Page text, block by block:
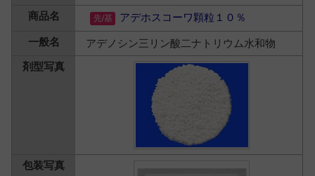
アデホスコーワ顆粒１０％
アデノシン三リン酸二ナトリウム水和物